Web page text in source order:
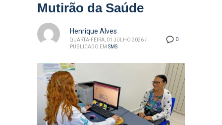
Mutirão da Saúde
0
Henrique Alves
QUARTA-FEIRA, 01 JULHO 2026/
PUBLICADO EM SMS